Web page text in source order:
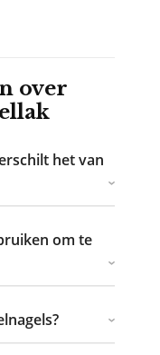
over
het van
om te